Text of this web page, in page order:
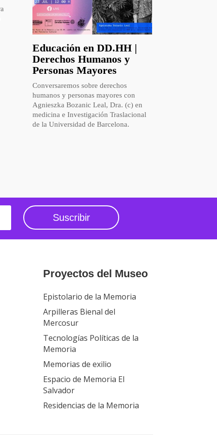
Educación en DD.HH |
Derechos Humanos y
Personas Mayores
Conversaremos sobre derechos
humanos y personas mayores con
Agnieszka Bozanic Leal, Dra. (c) en
medicina e Investigación Traslacional
de la Universidad de Barcelona.
Suscribir
Proyectos del Museo
Epistolario de la Memoria
Arpilleras Bienal del
Mercosur
Tecnologías Políticas de la
Memoria
Memorias de exilio
Espacio de Memoria El
Salvador
Residencias de la Memoria